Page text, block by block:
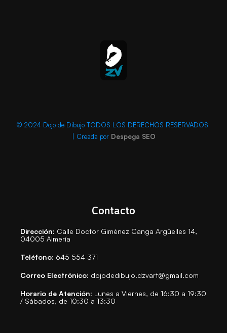
© 2024 Dojo de Dibujo TODOS LOS DERECHOS RESERVADOS
| Creada por Despega SEO
Contacto
Dirección: Calle Doctor Giménez Canga Argüelles 14,
04005 Almería
Teléfono: 645 554 371
Correo Electrónico: dojodedibujo.dzvart@gmail.com
Horario de Atención: Lunes a Viernes, de 16:30 a 19:30
/ Sábados, de 10:30 a 13:30